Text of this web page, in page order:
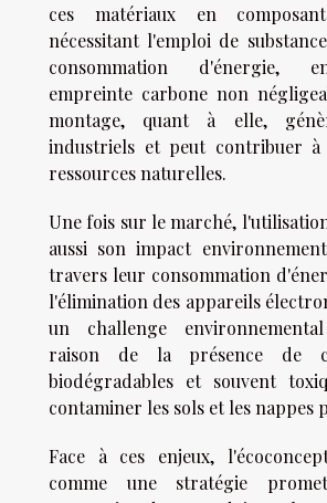
ces matériaux en
nécessitant l'emploi de
consommation d'énergie,
empreinte carbone non
montage, quant à elle,
industriels et peut contribuer à
ressources naturelles.
Une fois sur le marché,
aussi son impact
travers leur consommation
l'élimination des appareils
un challenge
raison de la présence de
biodégradables et souvent
contaminer les sols et les nappes
Face à ces enjeux,
comme une stratégie